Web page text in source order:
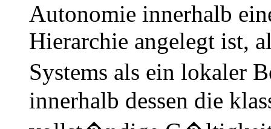
Autonomie innerhalb
Hierarchie angelegt ist,
Systems als ein lokaler
innerhalb dessen die